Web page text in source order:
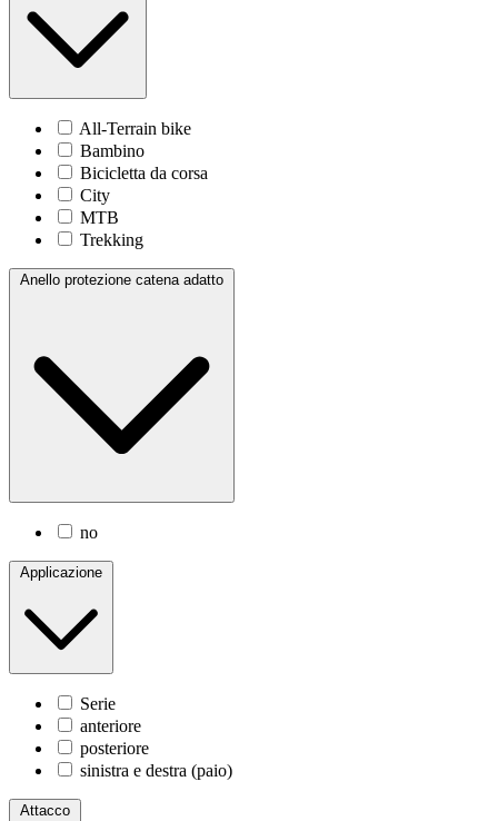
All-Terrain bike
Bambino
Bicicletta da corsa
City
MTB
Trekking
Anello protezione catena adatto
no
Applicazione
Serie
anteriore
posteriore
sinistra e destra (paio)
Attacco